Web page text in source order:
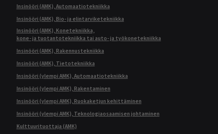
Insinööri (AMK), Automaatiotekniikka
Insinööri (AMK), Bio- ja elintarviketekniikka
Insinööri (AMK), Konetekniikka,
kone- ja tuotantotekniikka tai auto- ja työkonetekniikka
Insinööri (AMK), Rakennustekniikka
Insinööri (AMK), Tietotekniikka
Insinööri (ylempi AMK), Automaatiotekniikka
Insinööri (ylempi AMK), Rakentaminen
Insinööri (ylempi AMK), Ruokaketjun kehittäminen
Insinööri (ylempi AMK), Teknologiaosaamisen johtaminen
Kulttuurituottaja (AMK)